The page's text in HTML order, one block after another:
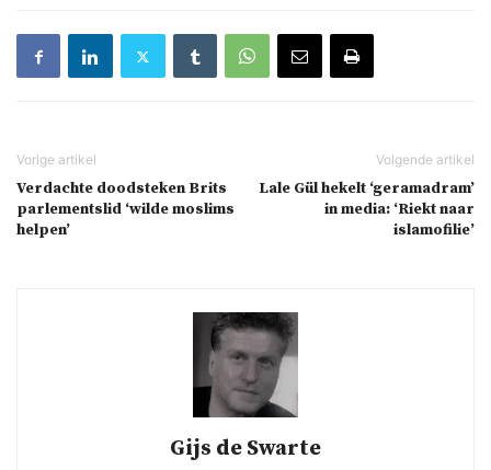
Verdachte doodsteken Brits
parlementslid ‘wilde moslims
helpen’
Lale Gül hekelt ‘geramadram’
in media: ‘Riekt naar
islamofilie’
Gijs de Swarte